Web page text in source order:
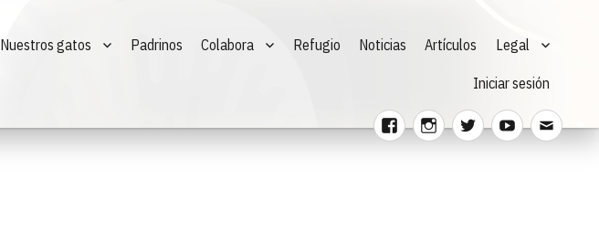
FacebookInstagram
TwitterYoutubeCorreo
Nuestros gatos Padrinos Colabora Refugio Noticias Artículos Legal
Iniciar sesión